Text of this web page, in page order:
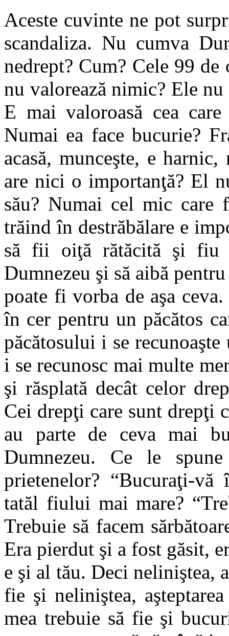
Aceste cuvinte ne pot
scandaliza. Nu cumva
nedrept? Cum? Cele 99
nu valorează nimic? Ele
E mai valoroasă cea
Numai ea face bucurie?
acasă, munceşte, e
are nici o importanţă? El
său? Numai cel mic care
trăind în destrăbălare e
să fii oiţă rătăcită şi fiu
Dumnezeu şi să aibă
poate fi vorba de aşa
în cer pentru un păcătos
păcătosului i se
i se recunosc mai multe
şi răsplată decât celor
Cei drepţi care sunt drepţi
au parte de ceva mai
Dumnezeu. Ce le
prietenelor? “Bucuraţi-
tatăl fiului mai mare?
Trebuie să facem
Era pierdut şi a fost găsit,
e şi al tău. Deci neliniştea,
fie şi neliniştea,
mea trebuie să fie şi